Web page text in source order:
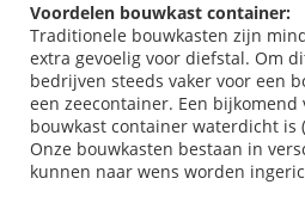
Voordelen bouwkast container:
Traditionele bouwkasten zijn
extra gevoelig voor diefstal. Om
bedrijven steeds vaker voor een
een zeecontainer. Een bijkomend
bouwkast container waterdicht is
Onze bouwkasten bestaan in
kunnen naar wens worden